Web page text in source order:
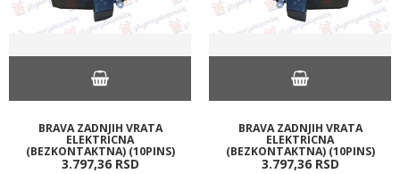
BRAVA ZADNJIH VRATA
ELEKTRICNA
(BEZKONTAKTNA) (10PINS)
3.797,36 RSD
BRAVA ZADNJIH VRATA
ELEKTRICNA
(BEZKONTAKTNA) (10PINS)
3.797,36 RSD